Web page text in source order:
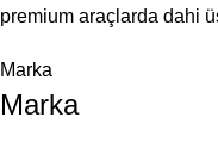
premium araçlarda dahi
Marka
Marka